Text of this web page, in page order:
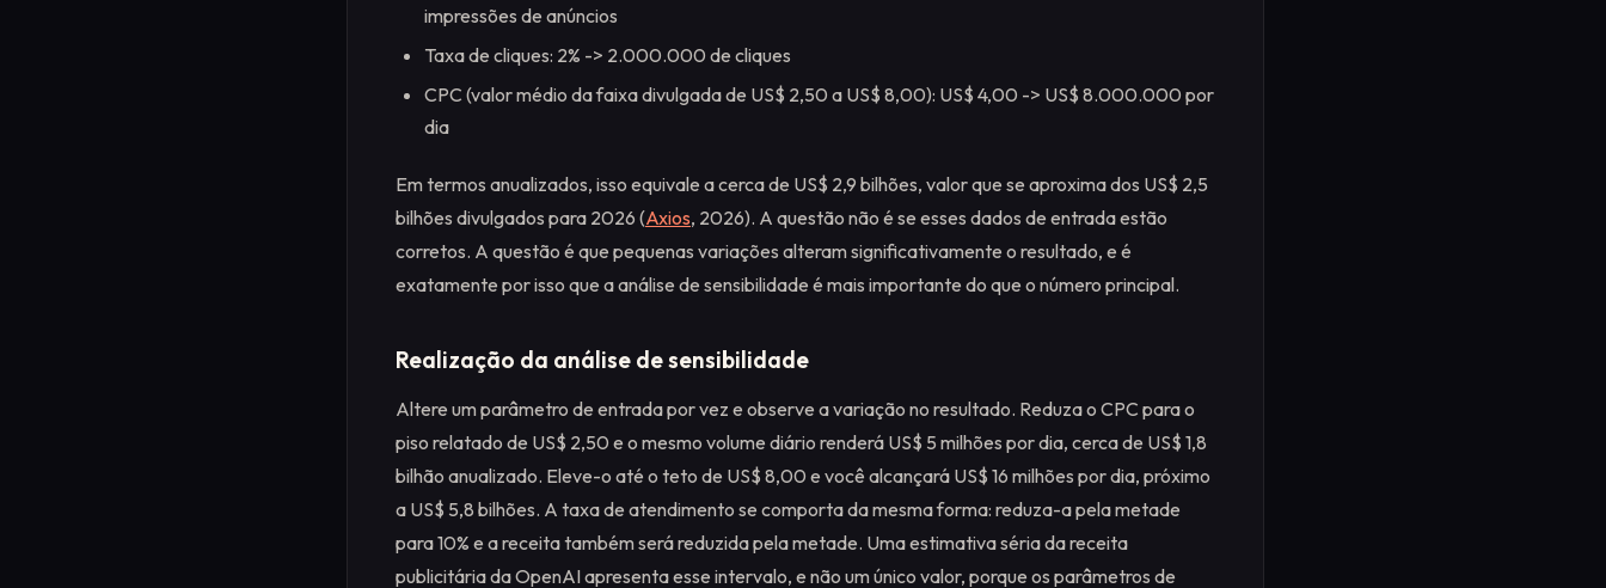
impressões de anúncios
Taxa de cliques: 2% -> 2.000.000 de cliques
CPC (valor médio da faixa divulgada de US$ 2,50 a US$ 8,00): US$ 4,00 -> US$ 8.000.000 por
dia
Em termos anualizados, isso equivale a cerca de US$ 2,9 bilhões, valor que se aproxima dos US$ 2,5
bilhões divulgados para 2026 (Axios, 2026). A questão não é se esses dados de entrada estão
corretos. A questão é que pequenas variações alteram significativamente o resultado, e é
exatamente por isso que a análise de sensibilidade é mais importante do que o número principal.
Realização da análise de sensibilidade
Altere um parâmetro de entrada por vez e observe a variação no resultado. Reduza o CPC para o
piso relatado de US$ 2,50 e o mesmo volume diário renderá US$ 5 milhões por dia, cerca de US$ 1,8
bilhão anualizado. Eleve-o até o teto de US$ 8,00 e você alcançará US$ 16 milhões por dia, próximo
a US$ 5,8 bilhões. A taxa de atendimento se comporta da mesma forma: reduza-a pela metade
para 10% e a receita também será reduzida pela metade. Uma estimativa séria da receita
publicitária da OpenAI apresenta esse intervalo, e não um único valor, porque os parâmetros de